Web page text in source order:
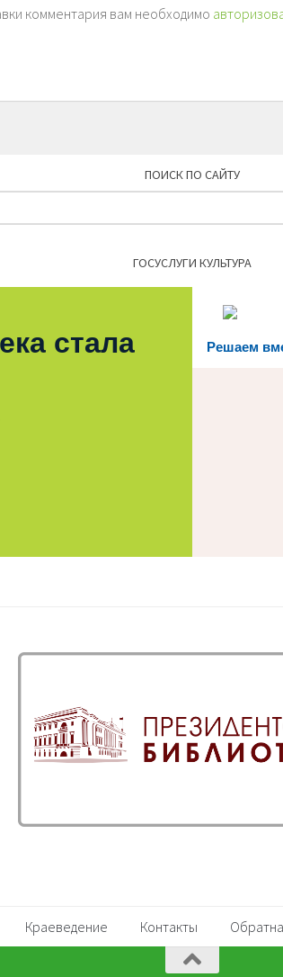
комментария вам необходимо
ПОИСК ПО САЙТУ
ГОСУСЛУГИ КУЛЬТУРА
Решаем
стала
Краеведение Контакты